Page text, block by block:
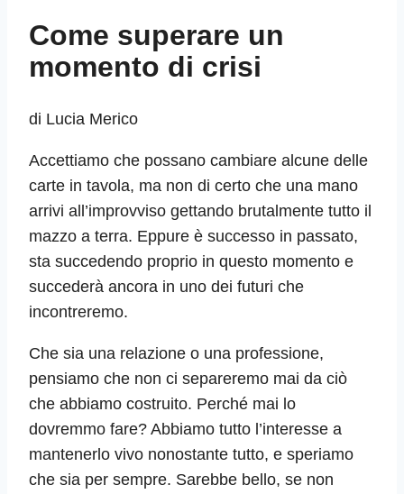
Come superare un
momento di crisi
di Lucia Merico
Accettiamo che possano cambiare alcune delle
carte in tavola, ma non di certo che una mano
arrivi all’improvviso gettando brutalmente tutto il
mazzo a terra. Eppure è successo in passato,
sta succedendo proprio in questo momento e
succederà ancora in uno dei futuri che
incontreremo.
Che sia una relazione o una professione,
pensiamo che non ci separeremo mai da ciò
che abbiamo costruito. Perché mai lo
dovremmo fare? Abbiamo tutto l’interesse a
mantenerlo vivo nonostante tutto, e speriamo
che sia per sempre. Sarebbe bello, se non